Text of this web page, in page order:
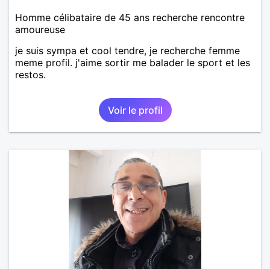
Homme célibataire de 45 ans recherche rencontre
amoureuse
je suis sympa et cool tendre, je recherche femme
meme profil. j'aime sortir me balader le sport et les
restos.
Voir le profil